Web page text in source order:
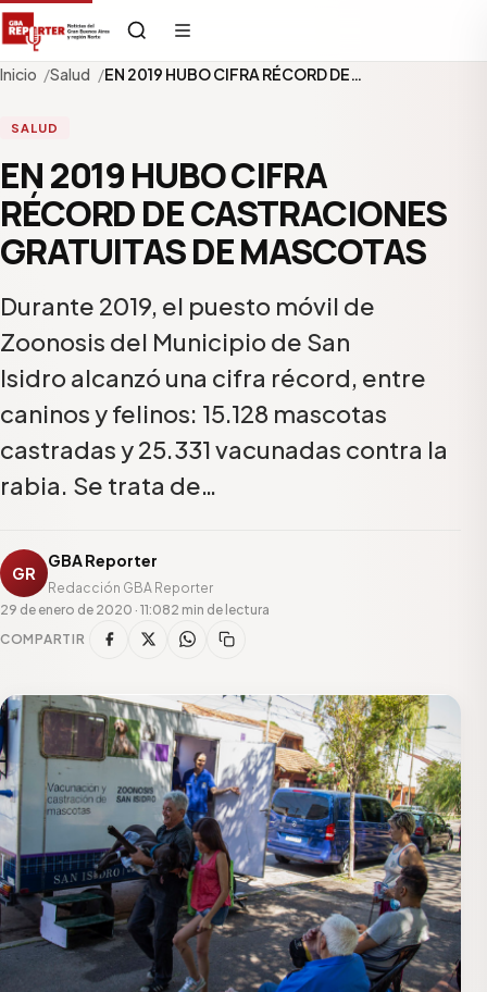
Inicio Salud EN 2019 HUBO CIFRA RÉCORD DE…
SALUD
EN 2019 HUBO CIFRA
RÉCORD DE CASTRACIONES
GRATUITAS DE MASCOTAS
Durante 2019, el puesto móvil de
Zoonosis del Municipio de San
Isidro alcanzó una cifra récord, entre
caninos y felinos: 15.128 mascotas
castradas y 25.331 vacunadas contra la
rabia. Se trata de…
GR
GBA Reporter
Redacción GBA Reporter
29 de enero de 2020 · 11:082 min de lectura
COMPARTIR